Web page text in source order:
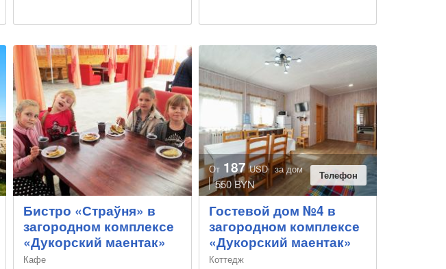
Бистро «Страўня» в
загородном комплексе
«Дукорский маентак»
Кафе
От 187USD за дом
550 BYN
Телефон
Гостевой дом №4 в
загородном комплексе
«Дукорский маентак»
Коттедж